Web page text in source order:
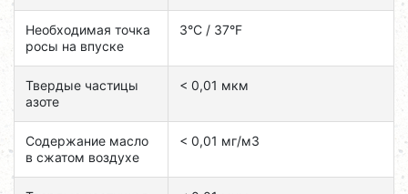
Необходимая точка
росы на впуске
3°C / 37°F
Твердые частицы
азоте
< 0,01 мкм
Содержание масло
в сжатом воздухе
< 0,01 мг/м3